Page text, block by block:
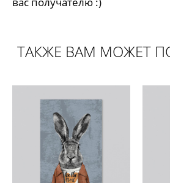
ТАКЖЕ ВАМ МОЖЕТ